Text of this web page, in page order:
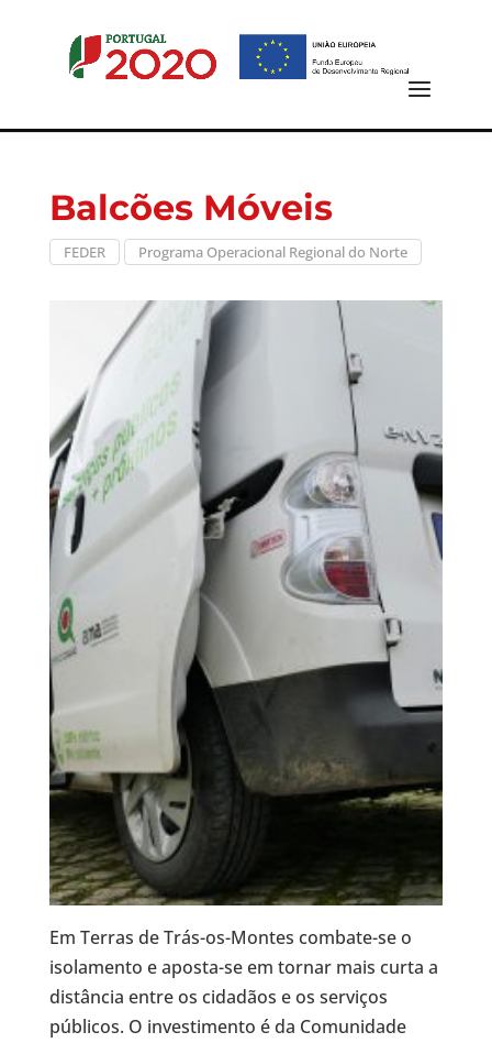
Balcões Móveis
FEDER Programa Operacional Regional do Norte
Em Terras de Trás-os-Montes combate-se o
isolamento e aposta-se em tornar mais curta a
distância entre os cidadãos e os serviços
públicos. O investimento é da Comunidade